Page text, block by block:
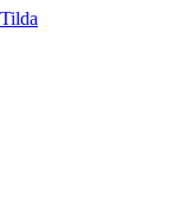
Tilda